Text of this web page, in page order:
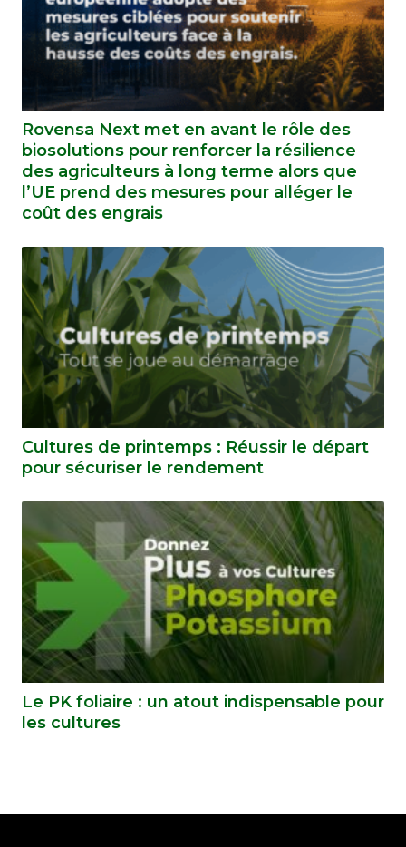
Rovensa Next met en avant le rôle des
biosolutions pour renforcer la résilience
des agriculteurs à long terme alors que
l’UE prend des mesures pour alléger le
coût des engrais
Cultures de printemps : Réussir le départ
pour sécuriser le rendement
Le PK foliaire : un atout indispensable pour
les cultures